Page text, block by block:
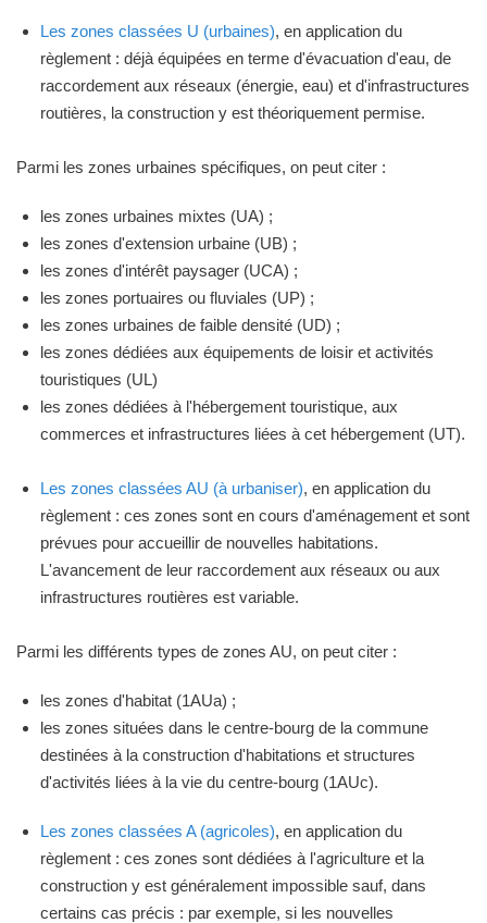
Les zones classées U (urbaines), en application du
règlement : déjà équipées en terme d'évacuation d'eau, de
raccordement aux réseaux (énergie, eau) et d'infrastructures
routières, la construction y est théoriquement permise.
Parmi les zones urbaines spécifiques, on peut citer :
les zones urbaines mixtes (UA) ;
les zones d'extension urbaine (UB) ;
les zones d'intérêt paysager (UCA) ;
les zones portuaires ou fluviales (UP) ;
les zones urbaines de faible densité (UD) ;
les zones dédiées aux équipements de loisir et activités
touristiques (UL)
les zones dédiées à l'hébergement touristique, aux
commerces et infrastructures liées à cet hébergement (UT).
Les zones classées AU (à urbaniser), en application du
règlement : ces zones sont en cours d'aménagement et sont
prévues pour accueillir de nouvelles habitations.
L'avancement de leur raccordement aux réseaux ou aux
infrastructures routières est variable.
Parmi les différents types de zones AU, on peut citer :
les zones d'habitat (1AUa) ;
les zones situées dans le centre-bourg de la commune
destinées à la construction d'habitations et structures
d'activités liées à la vie du centre-bourg (1AUc).
Les zones classées A (agricoles), en application du
règlement : ces zones sont dédiées à l'agriculture et la
construction y est généralement impossible sauf, dans
certains cas précis : par exemple, si les nouvelles